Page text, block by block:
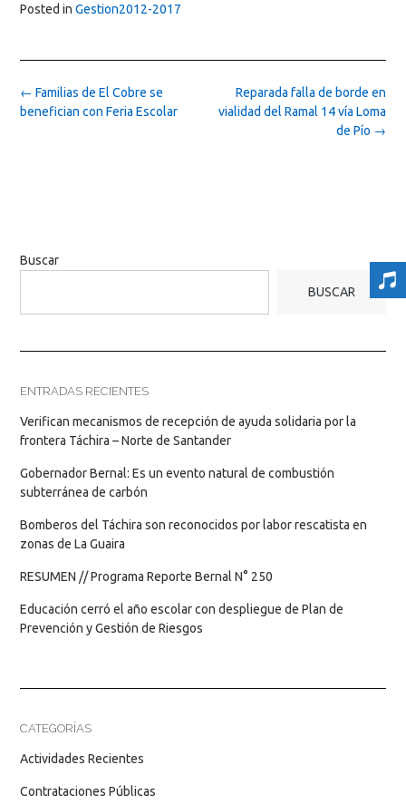
Posted in Gestion2012-2017
Post
navigation
Reparada falla de borde en
vialidad del Ramal 14 vía Loma
de Pío →
← Familias de El Cobre se
benefician con Feria Escolar
Buscar
BUSCAR
ENTRADAS RECIENTES
Verifican mecanismos de recepción de ayuda solidaria por la
frontera Táchira – Norte de Santander
Gobernador Bernal: Es un evento natural de combustión
subterránea de carbón
Bomberos del Táchira son reconocidos por labor rescatista en
zonas de La Guaira
RESUMEN // Programa Reporte Bernal N° 250
Educación cerró el año escolar con despliegue de Plan de
Prevención y Gestión de Riesgos
CATEGORÍAS
Actividades Recientes
Contrataciones Públicas